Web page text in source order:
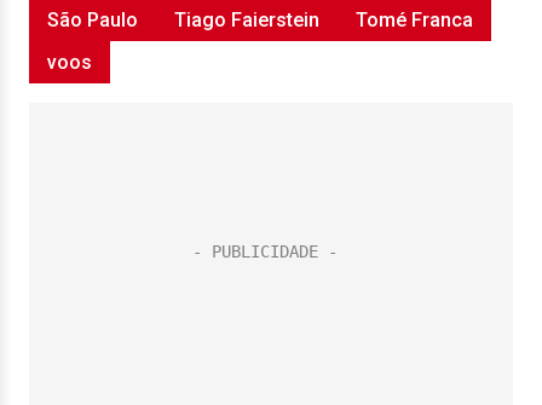
São Paulo
Tiago Faierstein
Tomé Franca
voos